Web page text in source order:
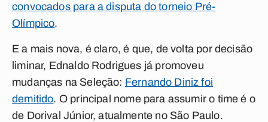
convocados para a disputa do torneio Pré-
Olímpico.
E a mais nova, é claro, é que, de volta por decisão
liminar, Ednaldo Rodrigues já promoveu
mudanças na Seleção: Fernando Diniz foi
demitido. O principal nome para assumir o time é o
de Dorival Júnior, atualmente no São Paulo.